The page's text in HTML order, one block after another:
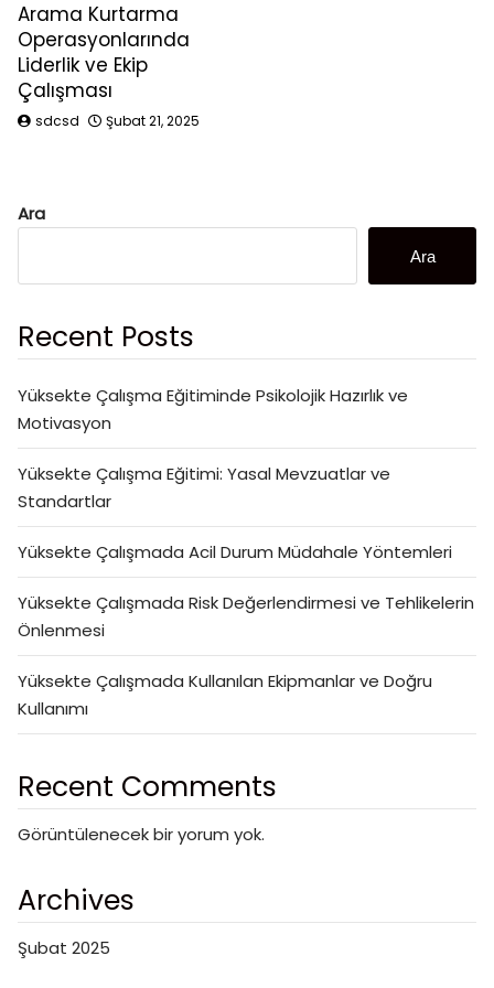
Arama Kurtarma
Operasyonlarında
Liderlik ve Ekip
Çalışması
sdcsd Şubat 21, 2025
Ara
Ara
Recent Posts
Yüksekte Çalışma Eğitiminde Psikolojik Hazırlık ve
Motivasyon
Yüksekte Çalışma Eğitimi: Yasal Mevzuatlar ve
Standartlar
Yüksekte Çalışmada Acil Durum Müdahale Yöntemleri
Yüksekte Çalışmada Risk Değerlendirmesi ve Tehlikelerin
Önlenmesi
Yüksekte Çalışmada Kullanılan Ekipmanlar ve Doğru
Kullanımı
Recent Comments
Görüntülenecek bir yorum yok.
Archives
Şubat 2025